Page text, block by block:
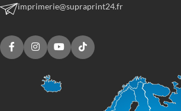
imprimerie@supraprint24.fr